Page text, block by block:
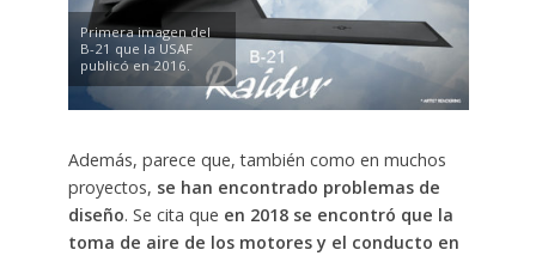
Primera imagen del
B-21 que la USAF
publicó en 2016.
Además, parece que, también como en muchos
proyectos, se han encontrado problemas de
diseño. Se cita que en 2018 se encontró que la
toma de aire de los motores y el conducto en